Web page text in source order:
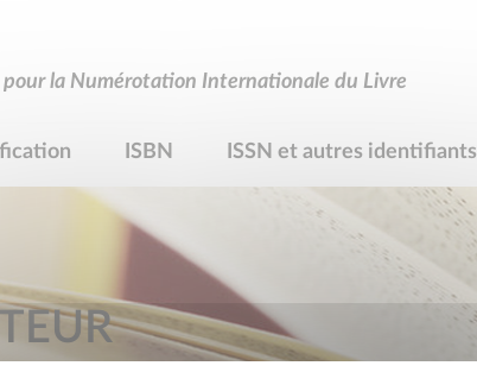
pour la Numérotation Internationale du Livre
ISBN ISSN et autres identifiants